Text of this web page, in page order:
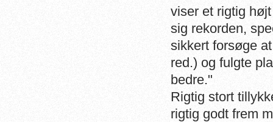
viser et rigtig
sig rekorden,
sikkert forsøge
red.) og fulgte
bedre."
Rigtig stort
rigtig godt frem